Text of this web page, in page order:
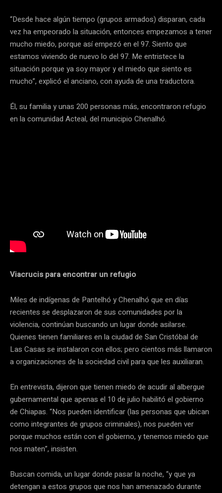
“Desde hace algún tiempo (grupos armados) disparan, cada
vez ha empeorado la situación, entonces empezamos a tener
mucho miedo, porque así empezó en el 97. Siento que
estamos viviendo de nuevo lo del 97. Me entristece la
situación porque ya soy mayor y el miedo que siento es
mucho”, explicó el anciano, con ayuda de una traductora.
Él, su familia y unas 200 personas más, encontraron refugio
en la comunidad Acteal, del municipio Chenalhó.
Viacrucis para encontrar un refugio
Miles de indígenas de Pantelhó y Chenalhó que en días
recientes se desplazaron de sus comunidades por la
violencia, continúan buscando un lugar donde asilarse.
Quienes tienen familiares en la ciudad de San Cristóbal de
Las Casas se instalaron con ellos; pero cientos más llamaron
a organizaciones de la sociedad civil para que les auxiliaran.
En entrevista, dijeron que tienen miedo de acudir al albergue
gubernamental que apenas el 10 de julio habilitó el gobierno
de Chiapas. “Nos pueden identificar (las personas que ubican
como integrantes de grupos criminales), nos pueden ver
porque muchos están con el gobierno, y tenemos miedo que
nos maten”, insisten.
Buscan comida, un lugar donde pasar la noche, “y que ya
detengan a estos grupos que nos han amenazado durante